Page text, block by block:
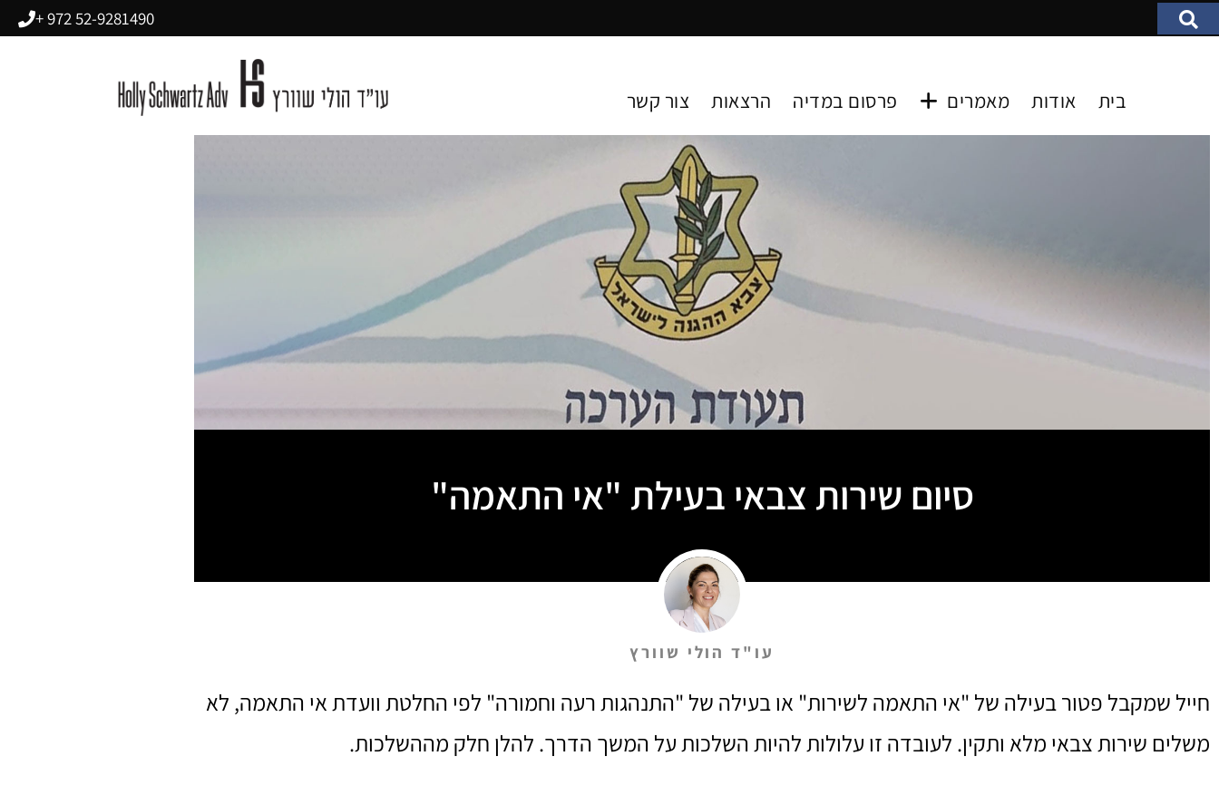
52-9281490 972 +
בית אודות מאמרים פרסום במדיה הרצאות צור קשר
סיום שירות צבאי בעילת "אי התאמה"
עו"ד הולי שוורץ
חייל שמקבל פטור בעילה של "אי התאמה לשירות" או בעילה של "התנהגות רעה וחמורה" לפי החלטת וועדת אי התאמה, לא
משלים שירות צבאי מלא ותקין. לעובדה זו עלולות להיות השלכות על המשך הדרך. להלן חלק מההשלכות.